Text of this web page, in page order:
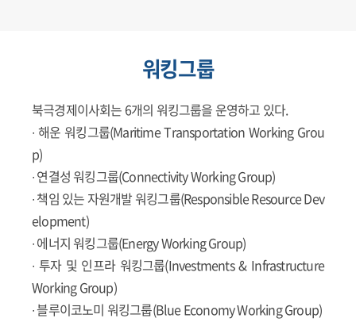
워킹그룹
북극경제이사회는 6개의 워킹그룹을 운영하고 있다.
∙ 해운 워킹그룹(Maritime Transportation Working Grou
p)
∙ 연결성 워킹그룹(Connectivity Working Group)
∙ 책임 있는 자원개발 워킹그룹(Responsible Resource Dev
elopment)
∙ 에너지 워킹그룹(Energy Working Group)
∙ 투자 및 인프라 워킹그룹(Investments & Infrastructure
Working Group)
∙ 블루이코노미 워킹그룹(Blue Economy Working Group)